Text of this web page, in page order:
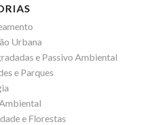
Urbana
e Passivo Ambiental
e Parques
e Florestas